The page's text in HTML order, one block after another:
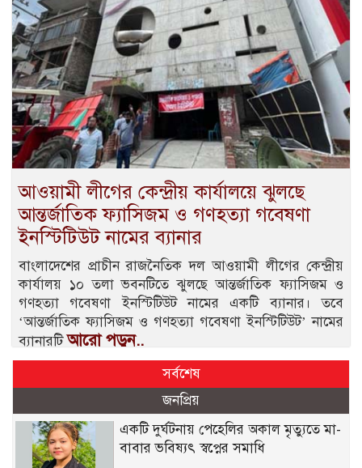
আওয়ামী লীগের কেন্দ্রীয় কার্যালয়ে ঝুলছে
আন্তর্জাতিক ফ্যাসিজম ও গণহত্যা গবেষণা
ইনস্টিটিউট নামের ব্যানার
বাংলাদেশের প্রাচীন রাজনৈতিক দল আওয়ামী লীগের কেন্দ্রীয়
কার্যালয় ১০ তলা ভবনটিতে ঝুলছে আন্তর্জাতিক ফ্যাসিজম ও
গণহত্যা গবেষণা ইনস্টিটিউট নামের একটি ব্যানার। তবে
‘আন্তর্জাতিক ফ্যাসিজম ও গণহত্যা গবেষণা ইনস্টিটিউট’ নামের
ব্যানারটিআরো পড়ুন..
সর্বশেষ
জনপ্রিয়
একটি দুর্ঘটনায় পেহেলির অকাল মৃত্যুতে মা-
বাবার ভবিষ্যৎ স্বপ্নের সমাধি